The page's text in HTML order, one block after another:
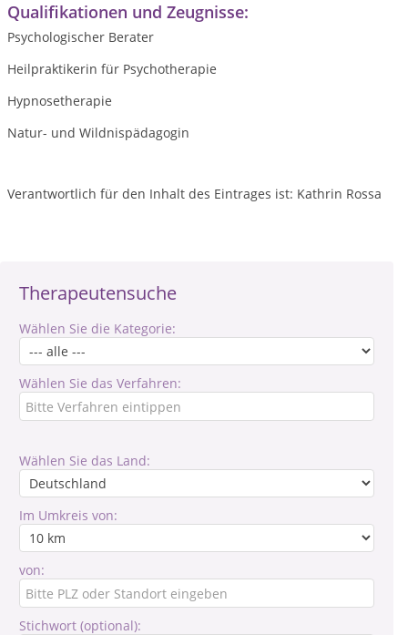
Therapeutensuche
Wählen Sie die Kategorie:
Wählen Sie das Verfahren:
Wählen Sie das Land:
Im Umkreis von:
von:
Stichwort (optional):
Qualifikationen und Zeugnisse:
Psychologischer Berater
Heilpraktikerin für Psychotherapie
Hypnosetherapie
Natur- und Wildnispädagogin
Verantwortlich für den Inhalt des Eintrages ist: Kathrin Rossa